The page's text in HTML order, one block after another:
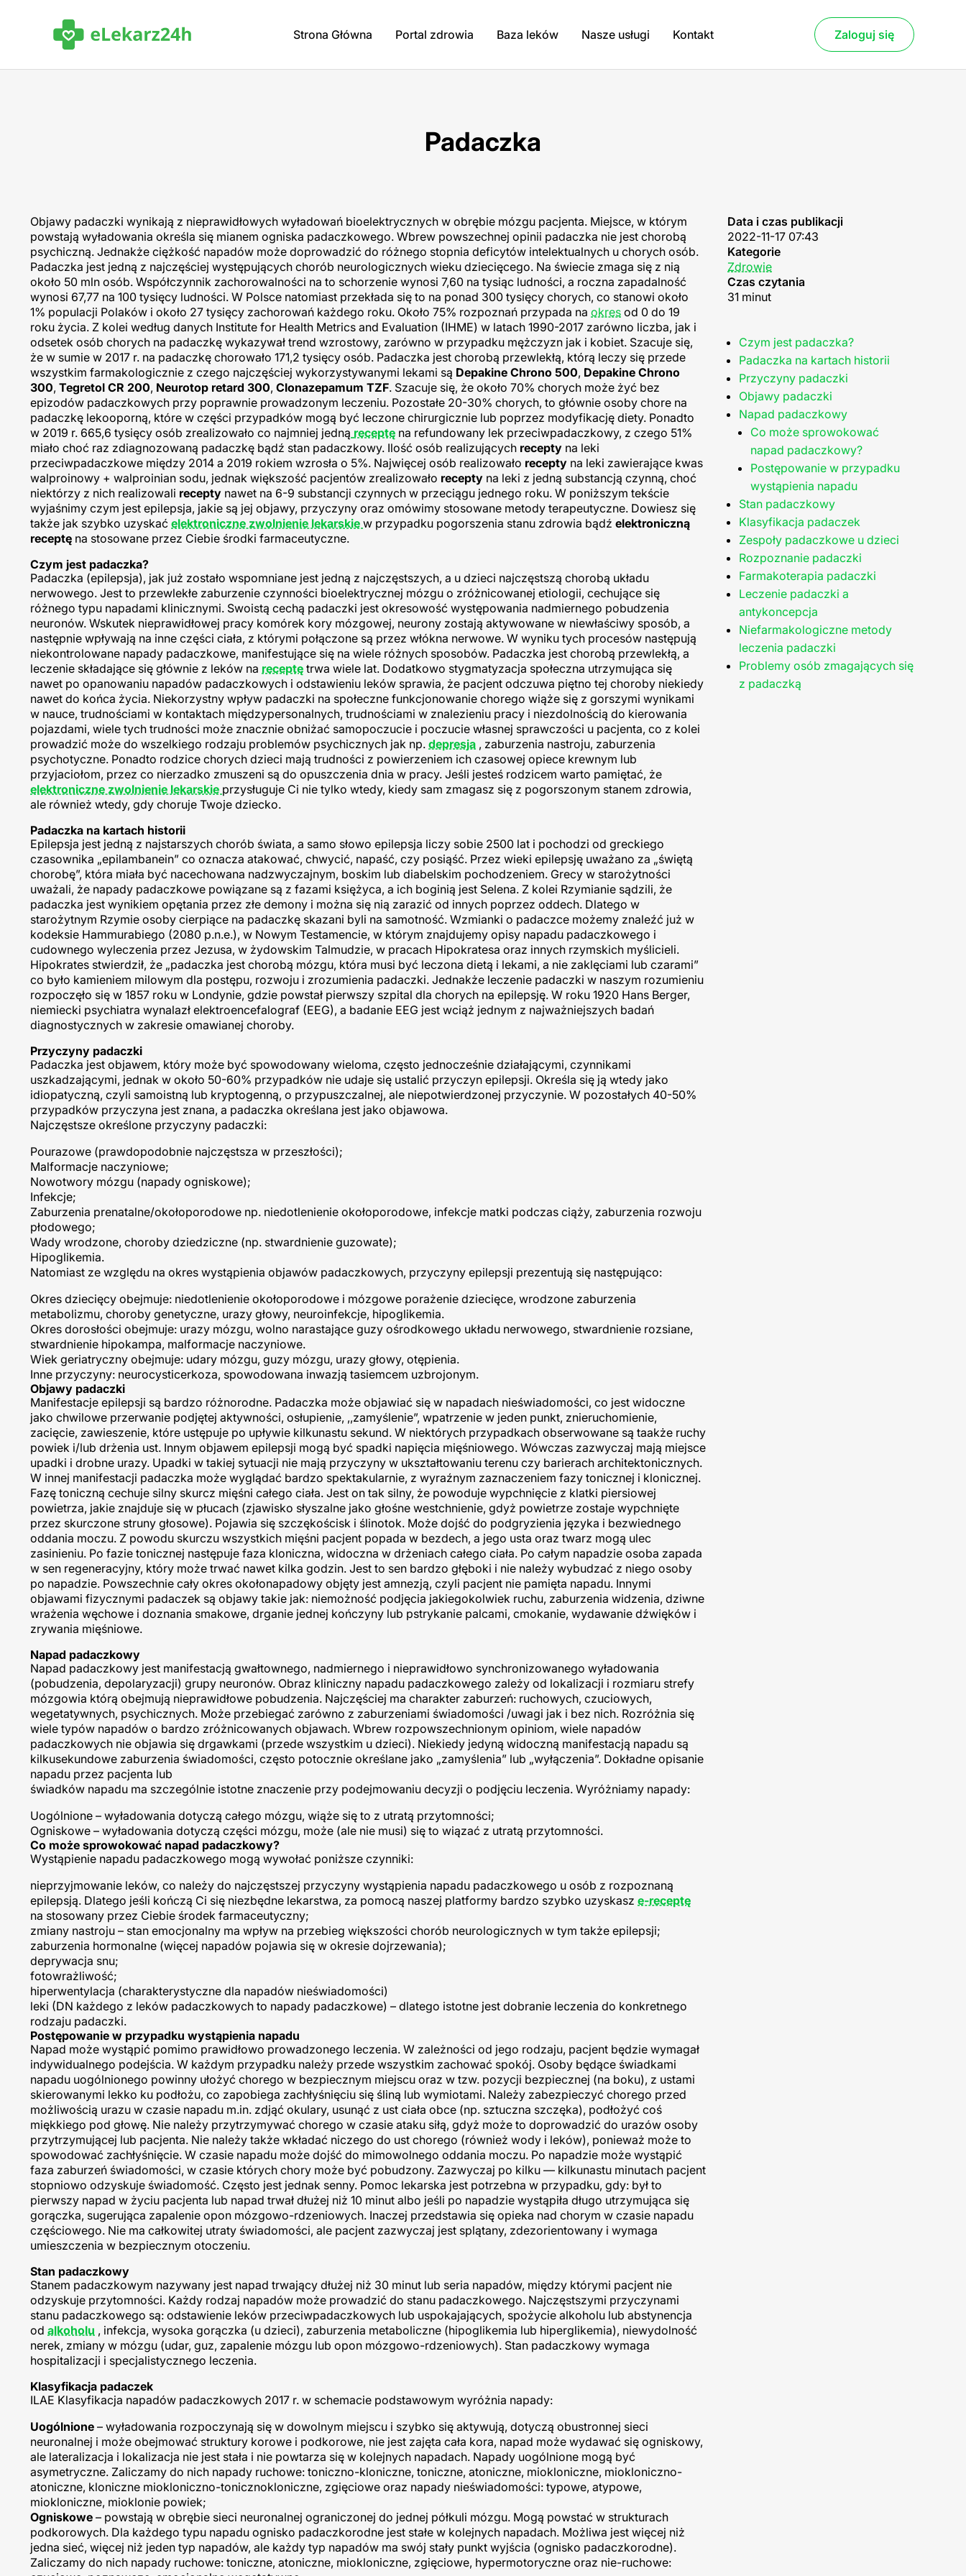
Strona Główna Portal zdrowia Baza leków Nasze usługi Kontakt Zaloguj się
Padaczka
Data i czas publikacji
2022-11-17 07:43
Kategorie
Zdrowie
Czas czytania
31 minut
Czym jest padaczka?
Padaczka na kartach historii
Przyczyny padaczki
Objawy padaczki
Napad padaczkowy
Co może sprowokować
napad padaczkowy?
Postępowanie w przypadku
wystąpienia napadu
Stan padaczkowy
Klasyfikacja padaczek
Zespoły padaczkowe u dzieci
Rozpoznanie padaczki
Farmakoterapia padaczki
Leczenie padaczki a
antykoncepcja
Niefarmakologiczne metody
leczenia padaczki
Problemy osób zmagających się
z padaczką
Objawy padaczki wynikają z nieprawidłowych wyładowań bioelektrycznych w obrębie mózgu pacjenta. Miejsce, w którym
powstają wyładowania określa się mianem ogniska padaczkowego. Wbrew powszechnej opinii padaczka nie jest chorobą
psychiczną. Jednakże ciężkość napadów może doprowadzić do różnego stopnia deficytów intelektualnych u chorych osób.
Padaczka jest jedną z najczęściej występujących chorób neurologicznych wieku dziecięcego. Na świecie zmaga się z nią
około 50 mln osób. Współczynnik zachorowalności na to schorzenie wynosi 7,60 na tysiąc ludności, a roczna zapadalność
wynosi 67,77 na 100 tysięcy ludności. W Polsce natomiast przekłada się to na ponad 300 tysięcy chorych, co stanowi około
1% populacji Polaków i około 27 tysięcy zachorowań każdego roku. Około 75% rozpoznań przypada na okres od 0 do 19
roku życia. Z kolei według danych Institute for Health Metrics and Evaluation (IHME) w latach 1990-2017 zarówno liczba, jak i
odsetek osób chorych na padaczkę wykazywał trend wzrostowy, zarówno w przypadku mężczyzn jak i kobiet. Szacuje się,
że w sumie w 2017 r. na padaczkę chorowało 171,2 tysięcy osób. Padaczka jest chorobą przewlekłą, którą leczy się przede
wszystkim farmakologicznie z czego najczęściej wykorzystywanymi lekami są Depakine Chrono 500, Depakine Chrono
300, Tegretol CR 200, Neurotop retard 300, Clonazepamum TZF. Szacuje się, że około 70% chorych może żyć bez
epizodów padaczkowych przy poprawnie prowadzonym leczeniu. Pozostałe 20-30% chorych, to głównie osoby chore na
padaczkę lekooporną, które w części przypadków mogą być leczone chirurgicznie lub poprzez modyfikację diety. Ponadto
w 2019 r. 665,6 tysięcy osób zrealizowało co najmniej jedną receptę na refundowany lek przeciwpadaczkowy, z czego 51%
miało choć raz zdiagnozowaną padaczkę bądź stan padaczkowy. Ilość osób realizujących recepty na leki
przeciwpadaczkowe między 2014 a 2019 rokiem wzrosła o 5%. Najwięcej osób realizowało recepty na leki zawierające kwas
walproinowy + walproinian sodu, jednak większość pacjentów zrealizowało recepty na leki z jedną substancją czynną, choć
niektórzy z nich realizowali recepty nawet na 6-9 substancji czynnych w przeciągu jednego roku. W poniższym tekście
wyjaśnimy czym jest epilepsja, jakie są jej objawy, przyczyny oraz omówimy stosowane metody terapeutyczne. Dowiesz się
także jak szybko uzyskać elektroniczne zwolnienie lekarskie w przypadku pogorszenia stanu zdrowia bądź elektroniczną
receptę na stosowane przez Ciebie środki farmaceutyczne.
Czym jest padaczka?
Padaczka (epilepsja), jak już zostało wspomniane jest jedną z najczęstszych, a u dzieci najczęstszą chorobą układu
nerwowego. Jest to przewlekłe zaburzenie czynności bioelektrycznej mózgu o zróżnicowanej etiologii, cechujące się
różnego typu napadami klinicznymi. Swoistą cechą padaczki jest okresowość występowania nadmiernego pobudzenia
neuronów. Wskutek nieprawidłowej pracy komórek kory mózgowej, neurony zostają aktywowane w niewłaściwy sposób, a
następnie wpływają na inne części ciała, z którymi połączone są przez włókna nerwowe. W wyniku tych procesów następują
niekontrolowane napady padaczkowe, manifestujące się na wiele różnych sposobów. Padaczka jest chorobą przewlekłą, a
leczenie składające się głównie z leków na receptę trwa wiele lat. Dodatkowo stygmatyzacja społeczna utrzymująca się
nawet po opanowaniu napadów padaczkowych i odstawieniu leków sprawia, że pacjent odczuwa piętno tej choroby niekiedy
nawet do końca życia. Niekorzystny wpływ padaczki na społeczne funkcjonowanie chorego wiąże się z gorszymi wynikami
w nauce, trudnościami w kontaktach międzypersonalnych, trudnościami w znalezieniu pracy i niezdolnością do kierowania
pojazdami, wiele tych trudności może znacznie obniżać samopoczucie i poczucie własnej sprawczości u pacjenta, co z kolei
prowadzić może do wszelkiego rodzaju problemów psychicznych jak np. depresja , zaburzenia nastroju, zaburzenia
psychotyczne. Ponadto rodzice chorych dzieci mają trudności z powierzeniem ich czasowej opiece krewnym lub
przyjaciołom, przez co nierzadko zmuszeni są do opuszczenia dnia w pracy. Jeśli jesteś rodzicem warto pamiętać, że
elektroniczne zwolnienie lekarskie przysługuje Ci nie tylko wtedy, kiedy sam zmagasz się z pogorszonym stanem zdrowia,
ale również wtedy, gdy choruje Twoje dziecko.
Padaczka na kartach historii
Epilepsja jest jedną z najstarszych chorób świata, a samo słowo epilepsja liczy sobie 2500 lat i pochodzi od greckiego
czasownika „epilambanein” co oznacza atakować, chwycić, napaść, czy posiąść. Przez wieki epilepsję uważano za „świętą
chorobę”, która miała być nacechowana nadzwyczajnym, boskim lub diabelskim pochodzeniem. Grecy w starożytności
uważali, że napady padaczkowe powiązane są z fazami księżyca, a ich boginią jest Selena. Z kolei Rzymianie sądzili, że
padaczka jest wynikiem opętania przez złe demony i można się nią zarazić od innych poprzez oddech. Dlatego w
starożytnym Rzymie osoby cierpiące na padaczkę skazani byli na samotność. Wzmianki o padaczce możemy znaleźć już w
kodeksie Hammurabiego (2080 p.n.e.), w Nowym Testamencie, w którym znajdujemy opisy napadu padaczkowego i
cudownego wyleczenia przez Jezusa, w żydowskim Talmudzie, w pracach Hipokratesa oraz innych rzymskich myślicieli.
Hipokrates stwierdził, że „padaczka jest chorobą mózgu, która musi być leczona dietą i lekami, a nie zaklęciami lub czarami”
co było kamieniem milowym dla postępu, rozwoju i zrozumienia padaczki. Jednakże leczenie padaczki w naszym rozumieniu
rozpoczęło się w 1857 roku w Londynie, gdzie powstał pierwszy szpital dla chorych na epilepsję. W roku 1920 Hans Berger,
niemiecki psychiatra wynalazł elektroencefalograf (EEG), a badanie EEG jest wciąż jednym z najważniejszych badań
diagnostycznych w zakresie omawianej choroby.
Przyczyny padaczki
Padaczka jest objawem, który może być spowodowany wieloma, często jednocześnie działającymi, czynnikami
uszkadzającymi, jednak w około 50-60% przypadków nie udaje się ustalić przyczyn epilepsji. Określa się ją wtedy jako
idiopatyczną, czyli samoistną lub kryptogenną, o przypuszczalnej, ale niepotwierdzonej przyczynie. W pozostałych 40-50%
przypadków przyczyna jest znana, a padaczka określana jest jako objawowa.
Najczęstsze określone przyczyny padaczki:
Pourazowe (prawdopodobnie najczęstsza w przeszłości);
Malformacje naczyniowe;
Nowotwory mózgu (napady ogniskowe);
Infekcje;
Zaburzenia prenatalne/okołoporodowe np. niedotlenienie okołoporodowe, infekcje matki podczas ciąży, zaburzenia rozwoju
płodowego;
Wady wrodzone, choroby dziedziczne (np. stwardnienie guzowate);
Hipoglikemia.
Natomiast ze względu na okres wystąpienia objawów padaczkowych, przyczyny epilepsji prezentują się następująco:
Okres dziecięcy obejmuje: niedotlenienie okołoporodowe i mózgowe porażenie dziecięce, wrodzone zaburzenia
metabolizmu, choroby genetyczne, urazy głowy, neuroinfekcje, hipoglikemia.
Okres dorosłości obejmuje: urazy mózgu, wolno narastające guzy ośrodkowego układu nerwowego, stwardnienie rozsiane,
stwardnienie hipokampa, malformacje naczyniowe.
Wiek geriatryczny obejmuje: udary mózgu, guzy mózgu, urazy głowy, otępienia.
Inne przyczyny: neurocysticerkoza, spowodowana inwazją tasiemcem uzbrojonym.
Objawy padaczki
Manifestacje epilepsji są bardzo różnorodne. Padaczka może objawiać się w napadach nieświadomości, co jest widoczne
jako chwilowe przerwanie podjętej aktywności, osłupienie, ,,zamyślenie”, wpatrzenie w jeden punkt, znieruchomienie,
zacięcie, zawieszenie, które ustępuje po upływie kilkunastu sekund. W niektórych przypadkach obserwowane są taakże ruchy
powiek i/lub drżenia ust. Innym objawem epilepsji mogą być spadki napięcia mięśniowego. Wówczas zazwyczaj mają miejsce
upadki i drobne urazy. Upadki w takiej sytuacji nie mają przyczyny w ukształtowaniu terenu czy barierach architektonicznych.
W innej manifestacji padaczka może wyglądać bardzo spektakularnie, z wyraźnym zaznaczeniem fazy tonicznej i klonicznej.
Fazę toniczną cechuje silny skurcz mięśni całego ciała. Jest on tak silny, że powoduje wypchnięcie z klatki piersiowej
powietrza, jakie znajduje się w płucach (zjawisko słyszalne jako głośne westchnienie, gdyż powietrze zostaje wypchnięte
przez skurczone struny głosowe). Pojawia się szczękościsk i ślinotok. Może dojść do podgryzienia języka i bezwiednego
oddania moczu. Z powodu skurczu wszystkich mięśni pacjent popada w bezdech, a jego usta oraz twarz mogą ulec
zasinieniu. Po fazie tonicznej następuje faza kloniczna, widoczna w drżeniach całego ciała. Po całym napadzie osoba zapada
w sen regeneracyjny, który może trwać nawet kilka godzin. Jest to sen bardzo głęboki i nie należy wybudzać z niego osoby
po napadzie. Powszechnie cały okres okołonapadowy objęty jest amnezją, czyli pacjent nie pamięta napadu. Innymi
objawami fizycznymi padaczek są objawy takie jak: niemożność podjęcia jakiegokolwiek ruchu, zaburzenia widzenia, dziwne
wrażenia węchowe i doznania smakowe, drganie jednej kończyny lub pstrykanie palcami, cmokanie, wydawanie dźwięków i
zrywania mięśniowe.
Napad padaczkowy
Napad padaczkowy jest manifestacją gwałtownego, nadmiernego i nieprawidłowo synchronizowanego wyładowania
(pobudzenia, depolaryzacji) grupy neuronów. Obraz kliniczny napadu padaczkowego zależy od lokalizacji i rozmiaru strefy
mózgowia którą obejmują nieprawidłowe pobudzenia. Najczęściej ma charakter zaburzeń: ruchowych, czuciowych,
wegetatywnych, psychicznych. Może przebiegać zarówno z zaburzeniami świadomości /uwagi jak i bez nich. Rozróżnia się
wiele typów napadów o bardzo zróżnicowanych objawach. Wbrew rozpowszechnionym opiniom, wiele napadów
padaczkowych nie objawia się drgawkami (przede wszystkim u dzieci). Niekiedy jedyną widoczną manifestacją napadu są
kilkusekundowe zaburzenia świadomości, często potocznie określane jako „zamyślenia” lub „wyłączenia”. Dokładne opisanie
napadu przez pacjenta lub
świadków napadu ma szczególnie istotne znaczenie przy podejmowaniu decyzji o podjęciu leczenia. Wyróżniamy napady:
Uogólnione – wyładowania dotyczą całego mózgu, wiąże się to z utratą przytomności;
Ogniskowe – wyładowania dotyczą części mózgu, może (ale nie musi) się to wiązać z utratą przytomności.
Co może sprowokować napad padaczkowy?
Wystąpienie napadu padaczkowego mogą wywołać poniższe czynniki:
nieprzyjmowanie leków, co należy do najczęstszej przyczyny wystąpienia napadu padaczkowego u osób z rozpoznaną
epilepsją. Dlatego jeśli kończą Ci się niezbędne lekarstwa, za pomocą naszej platformy bardzo szybko uzyskasz e-receptę
na stosowany przez Ciebie środek farmaceutyczny;
zmiany nastroju – stan emocjonalny ma wpływ na przebieg większości chorób neurologicznych w tym także epilepsji;
zaburzenia hormonalne (więcej napadów pojawia się w okresie dojrzewania);
deprywacja snu;
fotowrażliwość;
hiperwentylacja (charakterystyczne dla napadów nieświadomości)
leki (DN każdego z leków padaczkowych to napady padaczkowe) – dlatego istotne jest dobranie leczenia do konkretnego
rodzaju padaczki.
Postępowanie w przypadku wystąpienia napadu
Napad może wystąpić pomimo prawidłowo prowadzonego leczenia. W zależności od jego rodzaju, pacjent będzie wymagał
indywidualnego podejścia. W każdym przypadku należy przede wszystkim zachować spokój. Osoby będące świadkami
napadu uogólnionego powinny ułożyć chorego w bezpiecznym miejscu oraz w tzw. pozycji bezpiecznej (na boku), z ustami
skierowanymi lekko ku podłożu, co zapobiega zachłyśnięciu się śliną lub wymiotami. Należy zabezpieczyć chorego przed
możliwością urazu w czasie napadu m.in. zdjąć okulary, usunąć z ust ciała obce (np. sztuczna szczęka), podłożyć coś
miękkiego pod głowę. Nie należy przytrzymywać chorego w czasie ataku siłą, gdyż może to doprowadzić do urazów osoby
przytrzymującej lub pacjenta. Nie należy także wkładać niczego do ust chorego (również wody i leków), ponieważ może to
spowodować zachłyśnięcie. W czasie napadu może dojść do mimowolnego oddania moczu. Po napadzie może wystąpić
faza zaburzeń świadomości, w czasie których chory może być pobudzony. Zazwyczaj po kilku — kilkunastu minutach pacjent
stopniowo odzyskuje świadomość. Często jest jednak senny. Pomoc lekarska jest potrzebna w przypadku, gdy: był to
pierwszy napad w życiu pacjenta lub napad trwał dłużej niż 10 minut albo jeśli po napadzie wystąpiła długo utrzymująca się
gorączka, sugerująca zapalenie opon mózgowo-rdzeniowych. Inaczej przedstawia się opieka nad chorym w czasie napadu
częściowego. Nie ma całkowitej utraty świadomości, ale pacjent zazwyczaj jest splątany, zdezorientowany i wymaga
umieszczenia w bezpiecznym otoczeniu.
Stan padaczkowy
Stanem padaczkowym nazywany jest napad trwający dłużej niż 30 minut lub seria napadów, między którymi pacjent nie
odzyskuje przytomności. Każdy rodzaj napadów może prowadzić do stanu padaczkowego. Najczęstszymi przyczynami
stanu padaczkowego są: odstawienie leków przeciwpadaczkowych lub uspokajających, spożycie alkoholu lub abstynencja
od alkoholu , infekcja, wysoka gorączka (u dzieci), zaburzenia metaboliczne (hipoglikemia lub hiperglikemia), niewydolność
nerek, zmiany w mózgu (udar, guz, zapalenie mózgu lub opon mózgowo-rdzeniowych). Stan padaczkowy wymaga
hospitalizacji i specjalistycznego leczenia.
Klasyfikacja padaczek
ILAE Klasyfikacja napadów padaczkowych 2017 r. w schemacie podstawowym wyróżnia napady:
Uogólnione – wyładowania rozpoczynają się w dowolnym miejscu i szybko się aktywują, dotyczą obustronnej sieci
neuronalnej i może obejmować struktury korowe i podkorowe, nie jest zajęta cała kora, napad może wydawać się ogniskowy,
ale lateralizacja i lokalizacja nie jest stała i nie powtarza się w kolejnych napadach. Napady uogólnione mogą być
asymetryczne. Zaliczamy do nich napady ruchowe: toniczno-kloniczne, toniczne, atoniczne, miokloniczne, miokloniczno-
atoniczne, kloniczne miokloniczno-tonicznokloniczne, zgięciowe oraz napady nieświadomości: typowe, atypowe,
miokloniczne, mioklonie powiek;
Ogniskowe – powstają w obrębie sieci neuronalnej ograniczonej do jednej półkuli mózgu. Mogą powstać w strukturach
podkorowych. Dla każdego typu napadu ognisko padaczkorodne jest stałe w kolejnych napadach. Możliwa jest więcej niż
jedna sieć, więcej niż jeden typ napadów, ale każdy typ napadów ma swój stały punkt wyjścia (ognisko padaczkorodne).
Zaliczamy do nich napady ruchowe: toniczne, atoniczne, miokloniczne, zgięciowe, hypermotoryczne oraz nie-ruchowe: